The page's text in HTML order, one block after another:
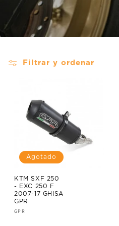
Filtrar y ordenar
Agotado
KTM SXF 250
- EXC 250 F
2007-17 GHISA
GPR
Proveedor:
GPR